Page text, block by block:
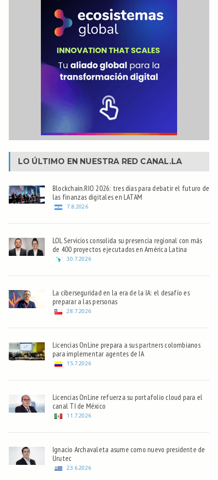
LO ÚLTIMO EN NUESTRA RED CANAL.LA
Blockchain.RIO 2026: tres días para debatir el futuro de
las finanzas digitales en LATAM
7.8.2026
LOL Servicios consolida su presencia regional con más
de 400 proyectos ejecutados en América Latina
30.7.2026
La ciberseguridad en la era de la IA: el desafío es
preparar a las personas
28.7.2026
Licencias OnLine prepara a sus partners colombianos
para implementar agentes de IA
15.7.2026
Licencias OnLine refuerza su portafolio cloud para el
canal TI de México
11.7.2026
Ignacio Archavaleta asume como nuevo presidente de
Urutec
23.6.2026